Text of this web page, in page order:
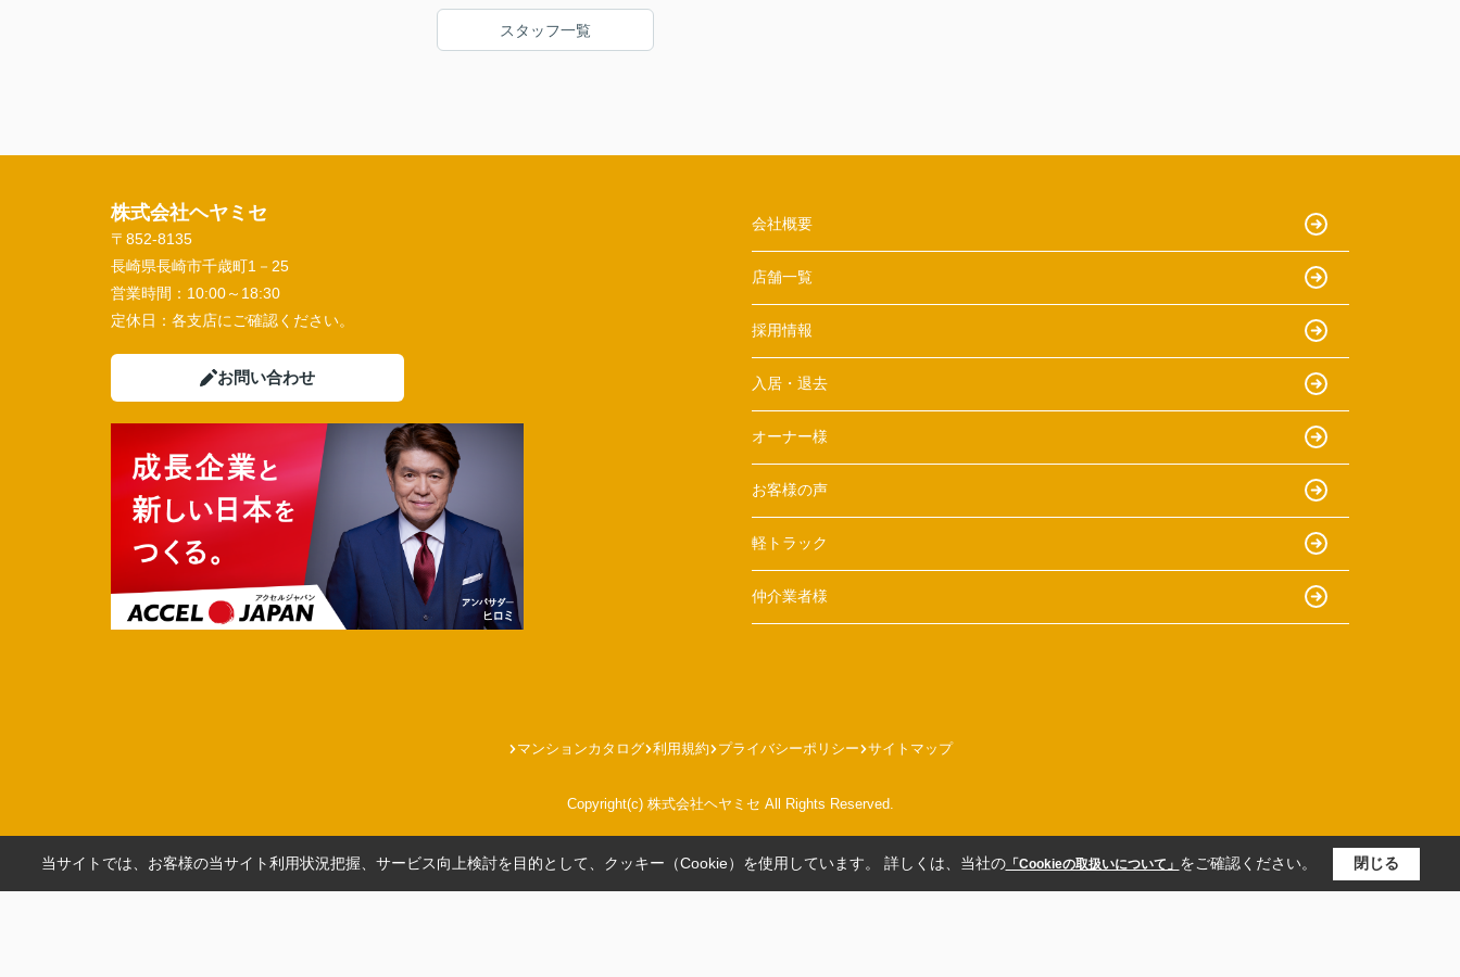
スタッフ一覧
株式会社ヘヤミセ
〒852-8135
長崎県長崎市千歳町1－25
営業時間： 10:00～18:30
定休日： 各支店にご確認ください。
お問い合わせ
会社概要
店舗一覧
採用情報
入居・退去
オーナー様
お客様の声
軽トラック
仲介業者様
マンションカタログ 利用規約 プライバシーポリシー サイトマップ
Copyright(c) 株式会社ヘヤミセ All Rights Reserved.
当サイトでは、お客様の当サイト利用状況把握、サービス向上検討を目的として、クッキー（Cookie）を使用しています。 詳しくは、当社の「Cookieの取扱いについて」 をご確認ください。 閉じる